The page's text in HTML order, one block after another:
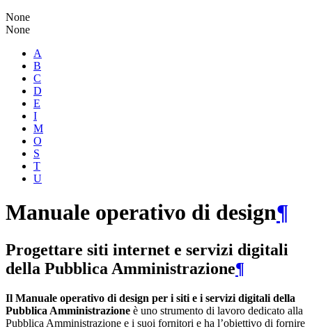
None
None
A
B
C
D
E
I
M
O
S
T
U
Manuale operativo di design¶
Progettare siti internet e servizi digitali
della Pubblica Amministrazione¶
Il Manuale operativo di design per i siti e i servizi digitali della
Pubblica Amministrazione è uno strumento di lavoro dedicato alla
Pubblica Amministrazione e i suoi fornitori e ha l’obiettivo di fornire